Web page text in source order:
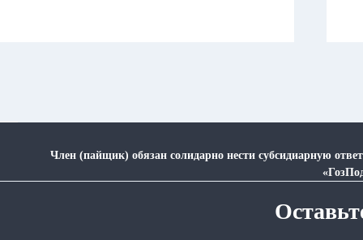
Член (пайщик) обязан солидарно нести субсидиарную